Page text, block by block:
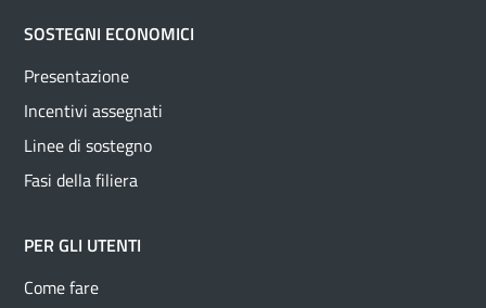
SOSTEGNI ECONOMICI
Presentazione
Incentivi assegnati
Linee di sostegno
Fasi della filiera
PER GLI UTENTI
Come fare